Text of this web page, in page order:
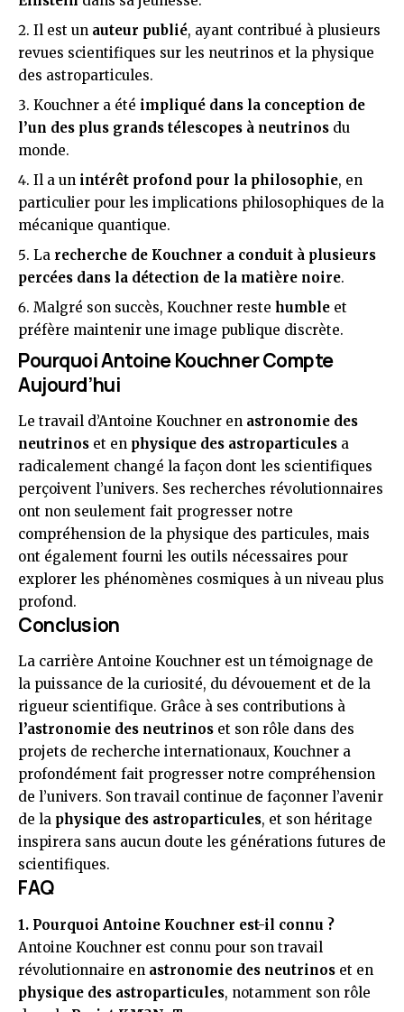
Il est un auteur publié, ayant contribué à plusieurs
revues scientifiques sur les neutrinos et la physique
des astroparticules.
Kouchner a été impliqué dans la conception de
l’un des plus grands télescopes à neutrinos du
monde.
Il a un intérêt profond pour la philosophie, en
particulier pour les implications philosophiques de la
mécanique quantique.
La recherche de Kouchner a conduit à plusieurs
percées dans la détection de la matière noire.
Malgré son succès, Kouchner reste humble et
préfère maintenir une image publique discrète.
Pourquoi Antoine Kouchner Compte
Aujourd’hui
Le travail d’Antoine Kouchner en astronomie des
neutrinos et en physique des astroparticules a
radicalement changé la façon dont les scientifiques
perçoivent l’univers. Ses recherches révolutionnaires
ont non seulement fait progresser notre
compréhension de la physique des particules, mais
ont également fourni les outils nécessaires pour
explorer les phénomènes cosmiques à un niveau plus
profond.
Conclusion
La carrière Antoine Kouchner est un témoignage de
la puissance de la curiosité, du dévouement et de la
rigueur scientifique. Grâce à ses contributions à
l’astronomie des neutrinos et son rôle dans des
projets de recherche internationaux, Kouchner a
profondément fait progresser notre compréhension
de l’univers. Son travail continue de façonner l’avenir
de la physique des astroparticules, et son héritage
inspirera sans aucun doute les générations futures de
scientifiques.
FAQ
1. Pourquoi Antoine Kouchner est-il connu ?
Antoine Kouchner est connu pour son travail
révolutionnaire en astronomie des neutrinos et en
physique des astroparticules, notamment son rôle